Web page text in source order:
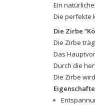
Ein
Die perfekte
Die Zirbe “
Die Zirbe
Das
Durch die
Die Zirbe